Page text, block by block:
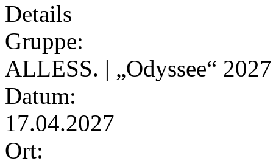
Details
Gruppe:
ALLESS. | „Odyssee“ 2027
Datum:
17.04.2027
Ort: